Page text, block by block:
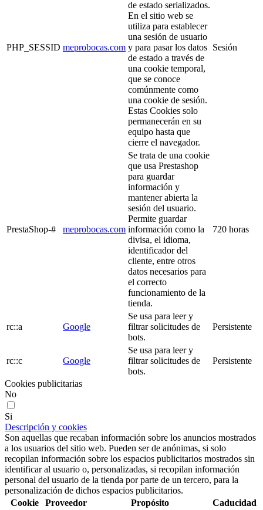
PHP_SESSID meprobocas.com
de estado serializados.
En el sitio web se
utiliza para establecer
una sesión de usuario
y para pasar los datos
de estado a través de
una cookie temporal,
que se conoce
comúnmente como
una cookie de sesión.
Estas Cookies solo
permanecerán en su
equipo hasta que
cierre el navegador.
Sesión
PrestaShop-# meprobocas.com
Se trata de una cookie
que usa Prestashop
para guardar
información y
mantener abierta la
sesión del usuario.
Permite guardar
información como la
divisa, el idioma,
identificador del
cliente, entre otros
datos necesarios para
el correcto
funcionamiento de la
tienda.
720 horas
rc::a Google
Se usa para leer y
filtrar solicitudes de
bots.
Persistente
rc::c Google
Se usa para leer y
filtrar solicitudes de
bots.
Persistente
Cookies publicitarias
No
Si
Descripción y cookies
Son aquellas que recaban información sobre los anuncios mostrados
a los usuarios del sitio web. Pueden ser de anónimas, si solo
recopilan información sobre los espacios publicitarios mostrados sin
identificar al usuario o, personalizadas, si recopilan información
personal del usuario de la tienda por parte de un tercero, para la
personalización de dichos espacios publicitarios.
Cookie
Proveedor Propósito Caducidad